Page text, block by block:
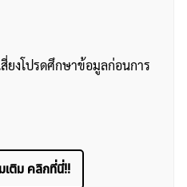
ยงโปรดศึกษาข้อมูลก่อนการ
เติม คลิกที่นี่!!